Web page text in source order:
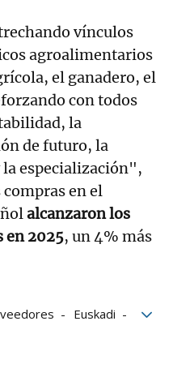
vínculos
agroalimentarios
el ganadero, el
con todos
la
de futuro, la
la especialización",
en el
alcanzaron los
en 2025, un 4% más
Euskadi